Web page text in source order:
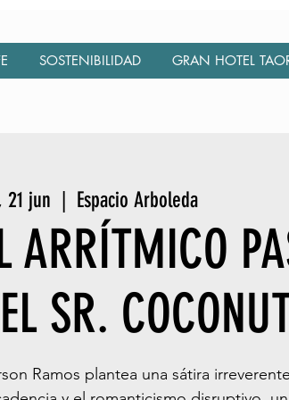
SOSTENIBILIDAD GRAN HOTEL
21 jun Espacio Arboleda
ARRÍTMICO
SR.
Ramos plantea una sátira